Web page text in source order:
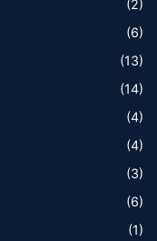
(2)
(6)
(13)
(14)
(4)
(4)
(3)
(6)
(1)